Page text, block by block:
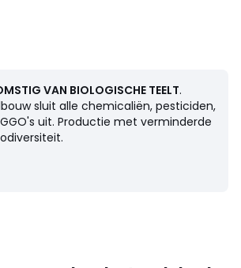
onderhoud
: 95% katoen, 5% elasthan
5% elasthan
delicaat programma
VAN BIOLOGISCHE TEELT.
sluit alle chemicaliën, pesticiden,
uit. Productie met verminderde